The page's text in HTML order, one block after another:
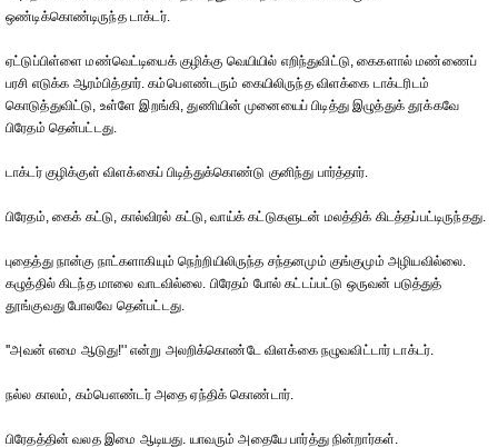
ஒண்டிக்கொண்டிருந்த டாக்டர்.
ஏட்டுப்பிள்ளை மண்வெட்டியைக் குழிக்கு வெயியில் எறிந்துவிட்டு, கைகளால் மண்ணைப்
பரசி எடுக்க ஆரம்பித்தார். கம்பௌண்டரும் கையிலிருந்த விளக்கை டாக்டரிடம்
கொடுத்துவிட்டு, உள்ளே இறங்கி, துணியின் முனையைப் பிடித்து இழுத்துக் தூக்கவே
பிரேதம் தென்பட்டது.
டாக்டர் குழிக்குள் விளக்கைப் பிடித்துக்கொண்டு குனிந்து பார்த்தார்.
பிரேதம், கைக் கட்டு, கால்விரல் கட்டு, வாய்க் கட்டுகளுடன் மலத்திக் கிடத்தப்பட்டிருந்தது.
புதைத்து நான்கு நாட்களாகியும் நெற்றியிலிருந்த சந்தனமும் குங்குமும் அழியவில்லை.
கழுத்தில் கிடந்த மாலை வாடவில்லை. பிரேதம் போல் கட்டப்பட்டு ஒருவன் படுத்துத்
தூங்குவது போலவே தென்பட்டது.
''அவன் எமை ஆடுது!'' என்று அலறிக்கொண்டே விளக்கை நழுவவிட்டார் டாக்டர்.
நல்ல காலம், கம்பௌண்டர் அதை ஏந்திக் கொண்டார்.
பிரேதத்தின் வலத இமை ஆடியது. யாவரும் அதையே பார்த்து நின்றார்கள்.